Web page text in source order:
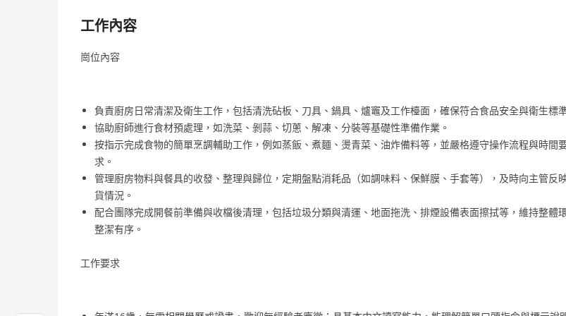
工作內容
崗位內容
負責廚房日常清潔及衛生工作，包括清洗砧板、刀具、鍋具、爐竈及工作檯面，確保符合食品安全與衛生標
協助廚師進行食材預處理，如洗菜、剝蒜、切蔥、解凍、分裝等基礎性準備作業。
按指示完成食物的簡單烹調輔助工作，例如蒸飯、煮麵、燙青菜、油炸備料等，並嚴格遵守操作流程與時間
求。
管理廚房物料與餐具的收發、整理與歸位，定期盤點消耗品（如調味料、保鮮膜、手套等），及時向主管反
貨情況。
配合團隊完成開餐前準備與收檔後清理，包括垃圾分類與清運、地面拖洗、排煙設備表面擦拭等，維持整體
整潔有序。
工作要求